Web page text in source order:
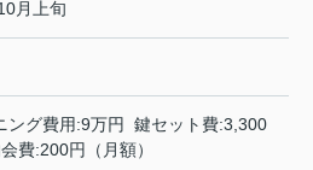
月上旬
ング費用:9万円 鍵セット費:3,300
費:200円（月額）